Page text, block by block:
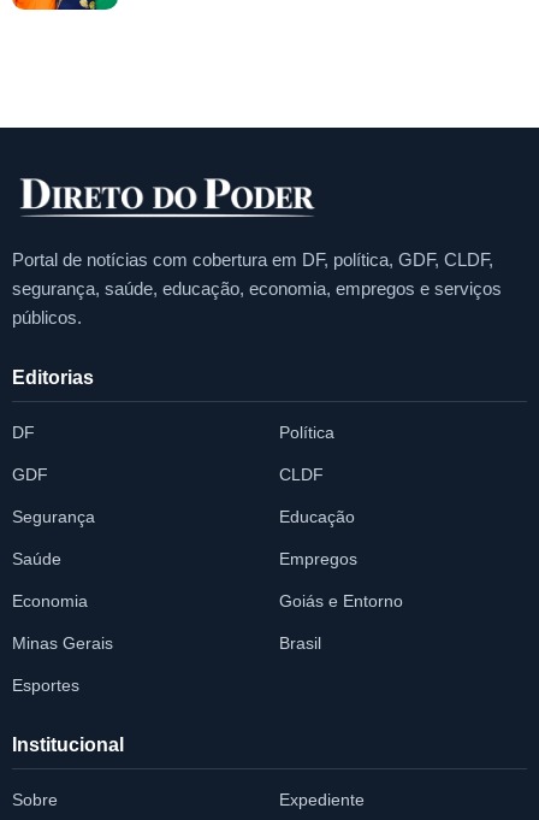
Portal de notícias com cobertura em DF, política, GDF, CLDF,
segurança, saúde, educação, economia, empregos e serviços
públicos.
Editorias
DF Política
GDF CLDF
Segurança Educação
Saúde Empregos
Economia Goiás e Entorno
Minas Gerais Brasil
Esportes
Institucional
Sobre Expediente